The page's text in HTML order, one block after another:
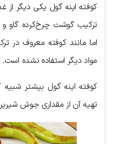
کوفته اینه گول یکی دیگر از
ترکیب گوشت چرخ‌کرده گاو
اما مانند کوفته معروف در
مواد دیگر استفاده نشده است.
کوفته اینه گول بیشتر شبیه
تهیه آن از مقداری جوش